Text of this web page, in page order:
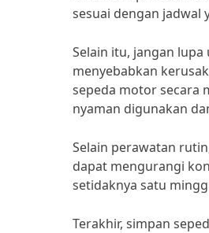
sesuai dengan
Selain itu, jangan
menyebabkan
sepeda motor secara
nyaman digunakan
Selain perawatan
dapat mengurangi
setidaknya satu
Terakhir, simpan